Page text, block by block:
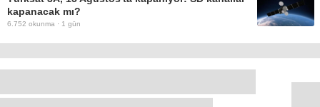
kapanacak mı?
6.752 okunma · 1 gün